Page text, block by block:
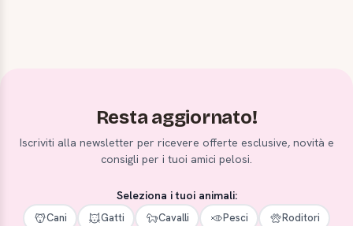
Resta aggiornato!
Iscriviti alla newsletter per ricevere offerte esclusive, novità e
consigli per i tuoi amici pelosi.
Seleziona i tuoi animali:
Cani Gatti Cavalli Pesci Roditori